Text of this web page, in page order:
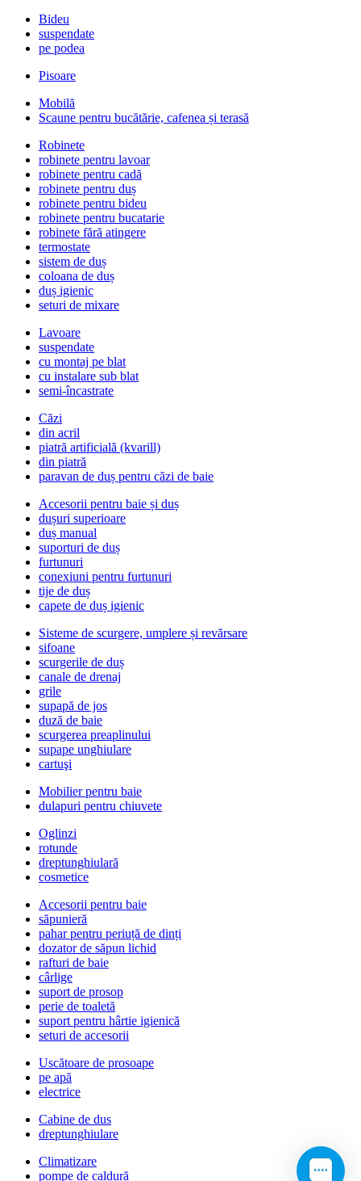
Bideu
suspendate
pe podea
Pisoare
Mobilă
Scaune pentru bucătărie, cafenea și terasă
Robinete
robinete pentru lavoar
robinete pentru cadă
robinete pentru duș
robinete pentru bideu
robinete pentru bucatarie
robinete fără atingere
termostate
sistem de duș
coloana de duș
duș igienic
seturi de mixare
Lavoare
suspendate
cu montaj pe blat
cu instalare sub blat
semi-încastrate
Căzi
din acril
piatră artificială (kvarill)
din piatră
paravan de duș pentru căzi de baie
Accesorii pentru baie și duș
dușuri superioare
duș manual
suporturi de duș
furtunuri
conexiuni pentru furtunuri
tije de duș
capete de duș igienic
Sisteme de scurgere, umplere și revărsare
sifoane
scurgerile de duș
canale de drenaj
grile
supapă de jos
duză de baie
scurgerea preaplinului
supape unghiulare
cartuşi
Mobilier pentru baie
dulapuri pentru chiuvete
Oglinzi
rotunde
dreptunghiulară
cosmetice
Accesorii pentru baie
săpunieră
pahar pentru periuță de dinți
dozator de săpun lichid
rafturi de baie
cârlige
suport de prosop
perie de toaletă
suport pentru hârtie igienică
seturi de accesorii
Uscătoare de prosoape
pe apă
electrice
Cabine de dus
dreptunghiulare
Climatizare
pompe de caldură